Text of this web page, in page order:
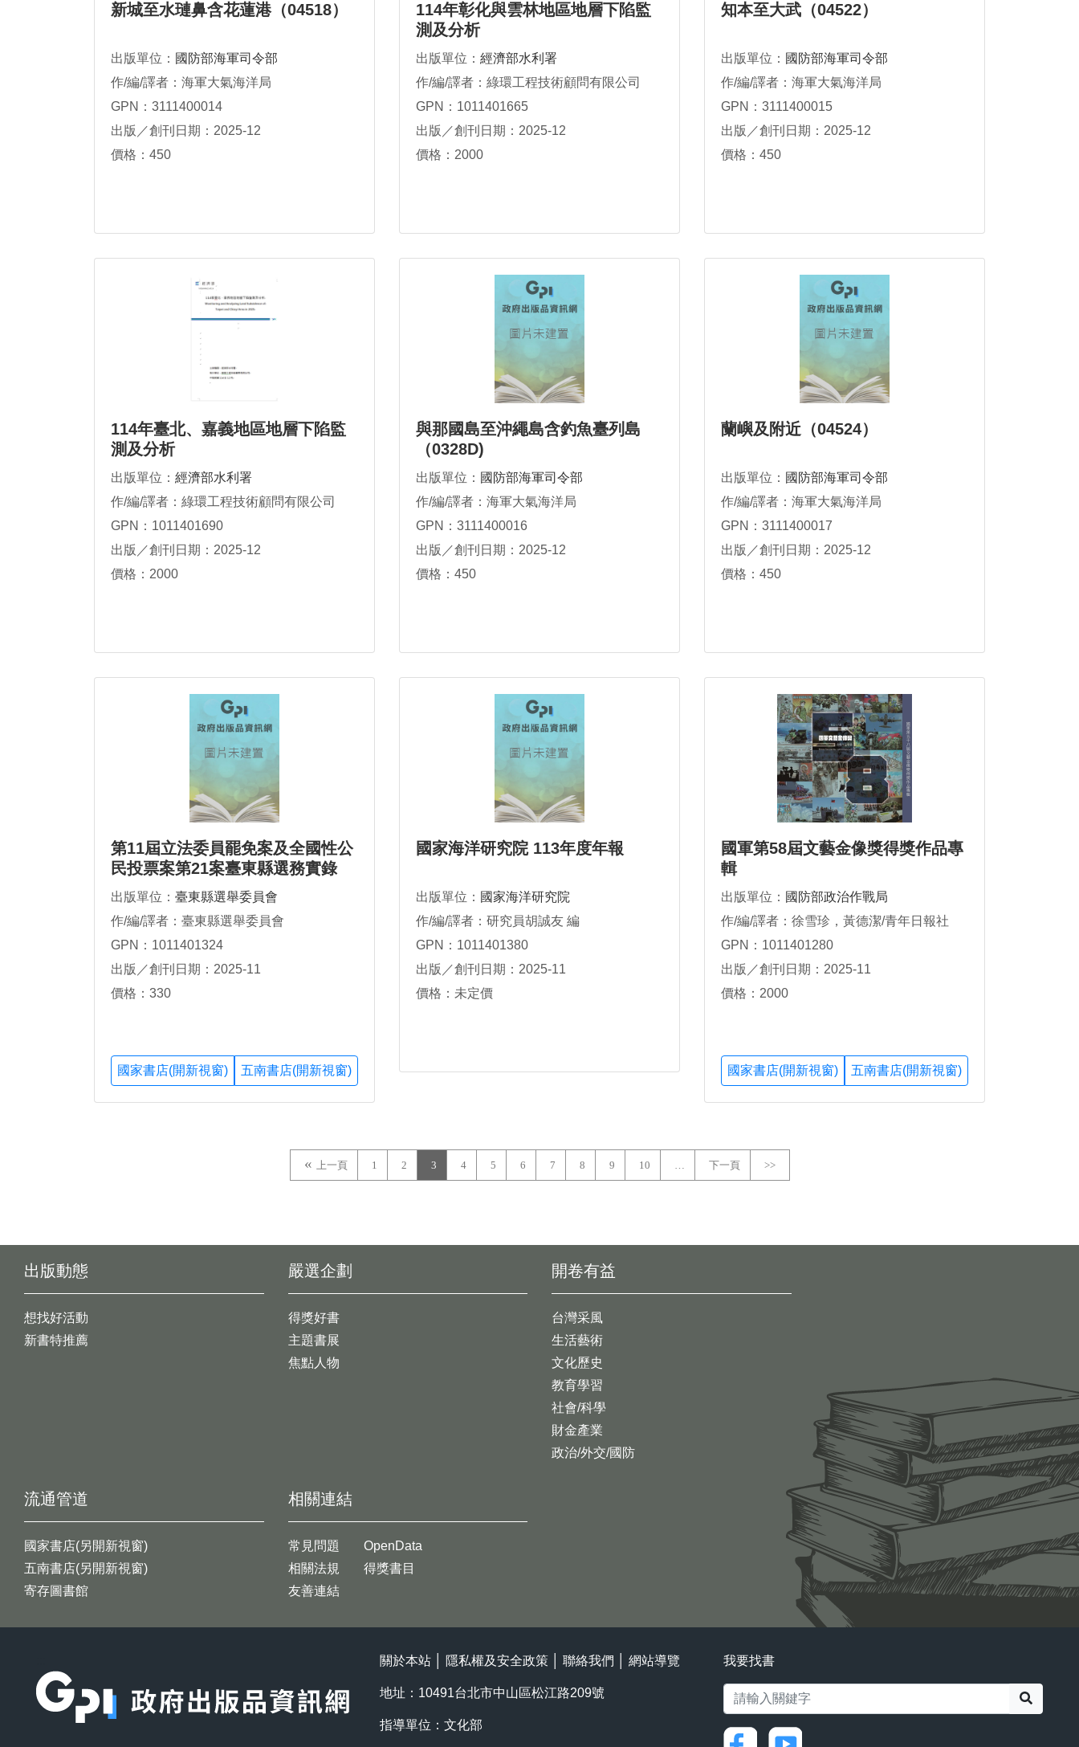
新城至水璉鼻含花蓮港（04518）
出版單位： 國防部海軍司令部
作/編/譯者：海軍大氣海洋局
GPN：3111400014
出版／創刊日期：2025-12
價格：450
114年彰化與雲林地區地層下陷監
測及分析
出版單位： 經濟部水利署
作/編/譯者：綠環工程技術顧問有限公司
GPN：1011401665
出版／創刊日期：2025-12
價格：2000
知本至大武（04522）
出版單位： 國防部海軍司令部
作/編/譯者：海軍大氣海洋局
GPN：3111400015
出版／創刊日期：2025-12
價格：450
114年臺北、嘉義地區地層下陷監
測及分析
出版單位： 經濟部水利署
作/編/譯者：綠環工程技術顧問有限公司
GPN：1011401690
出版／創刊日期：2025-12
價格：2000
與那國島至沖繩島含釣魚臺列島
（0328D)
出版單位： 國防部海軍司令部
作/編/譯者：海軍大氣海洋局
GPN：3111400016
出版／創刊日期：2025-12
價格：450
蘭嶼及附近（04524）
出版單位： 國防部海軍司令部
作/編/譯者：海軍大氣海洋局
GPN：3111400017
出版／創刊日期：2025-12
價格：450
第11屆立法委員罷免案及全國性公
民投票案第21案臺東縣選務實錄
出版單位： 臺東縣選舉委員會
作/編/譯者：臺東縣選舉委員會
GPN：1011401324
出版／創刊日期：2025-11
價格：330
國家書店(開新視窗) 五南書店(開新視窗)
國家海洋研究院 113年度年報
出版單位： 國家海洋研究院
作/編/譯者：研究員胡誠友 編
GPN：1011401380
出版／創刊日期：2025-11
價格：未定價
國軍第58屆文藝金像獎得獎作品專
輯
出版單位： 國防部政治作戰局
作/編/譯者：徐雪珍，黃德潔/青年日報社
GPN：1011401280
出版／創刊日期：2025-11
價格：2000
國家書店(開新視窗) 五南書店(開新視窗)
上一頁 1 2 3 4 5 6 7 8 9 10 … 下一頁 >>
出版動態
想找好活動
新書特推薦
開卷有益
台灣采風
生活藝術
文化歷史
教育學習
社會/科學
財金產業
政治/外交/國防
嚴選企劃
得獎好書
主題書展
焦點人物
流通管道
國家書店(另開新視窗)
五南書店(另開新視窗)
寄存圖書館
相關連結
常見問題
相關法規
友善連結
OpenData
得獎書目
關於本站 隱私權及安全政策 聯絡我們 網站導覽
地址：10491台北市中山區松江路209號
指導單位：文化部
我要找書